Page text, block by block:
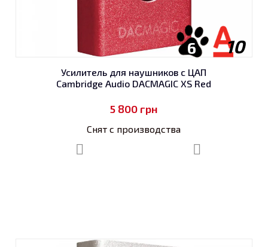
10
6
Усилитель для наушников с ЦАП
Cambridge Audio DACMAGIC XS Red
5 800 грн
Снят с производства